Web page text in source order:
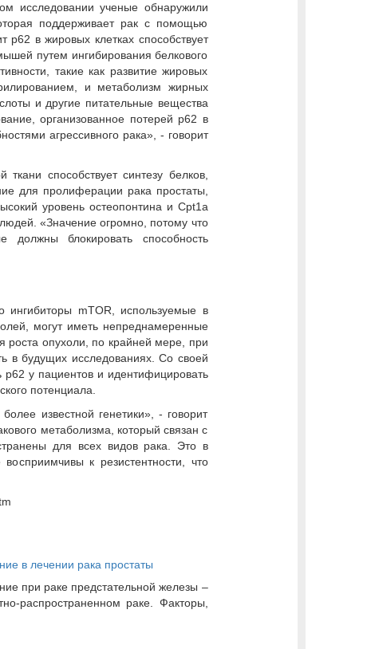
исследовании ученые обнаружили
поддерживает рак с помощью
p62 в жировых клетках способствует
путем ингибирования белкового
такие как развитие жировых
и метаболизм жирных
и другие питательные вещества
организованное потерей р62 в
агрессивного рака», - говорит
способствует синтезу белков,
для пролиферации рака простаты,
уровень остеопонтина и Cpt1a
«Значение огромно, потому что
блокировать способность
ингибиторы mTOR, используемые в
могут иметь непреднамеренные
роста опухоли, по крайней мере, при
в будущих исследованиях. Со своей
p62 у пациентов и идентифицировать
потенциала.
известной генетики», - говорит
метаболизма, который связан с
для всех видов рака. Это в
к резистентности, что
в лечении рака простаты
при раке предстательной железы –
распространенном раке. Факторы,